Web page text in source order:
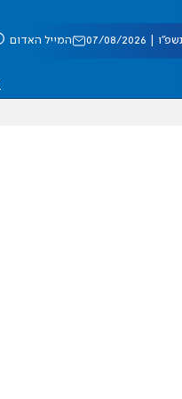
08/2026 המייל האדום